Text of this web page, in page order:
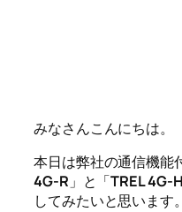
みなさんこんにちは。
本日は弊社の通信機能
4G-R 」と「TREL 4G-H
してみたいと思います。